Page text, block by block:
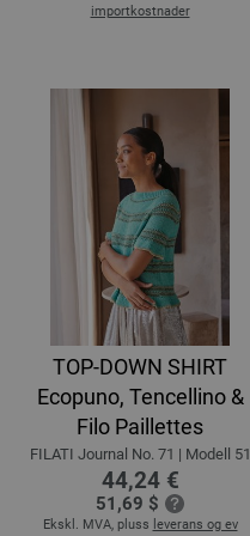
importkostnader
TOP-DOWN SHIRT
Ecopuno, Tencellino &
Filo Paillettes
FILATI Journal No. 71 | Modell 51
44,24 €
51,69 $
Ekskl. MVA, pluss leverans og ev